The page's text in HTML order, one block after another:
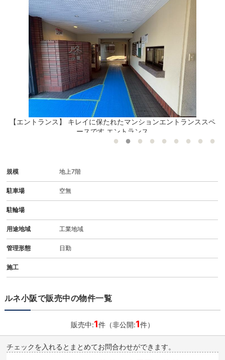
【エントランス】 キレイに保たれたマンションエントランススペ
ースです エントランス
規模 地上7階
駐車場 空無
駐輪場
用途地域 工業地域
管理形態 日勤
施工
ルネ小阪で販売中の物件一覧
販売中:1件（非公開:1件）
チェックを入れるとまとめてお問合わせができます。